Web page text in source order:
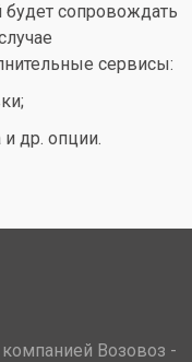
сопровождать
сервисы:
и др. опции.
Возовоз -